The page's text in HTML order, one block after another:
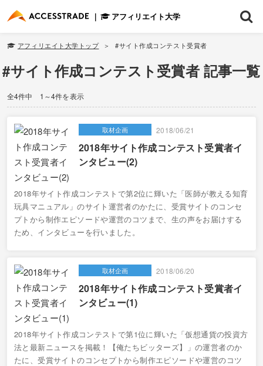
アフィリエイト大学
アフィリエイト大学トップ #サイト作成コンテスト受賞者
#サイト作成コンテスト受賞者 記事一覧
全4件中 1～4件を表示
取材企画 2018/06/21
2018年サイト作成コンテスト受賞者イ
ンタビュー(2)
2018年サイト作成コンテストで第2位に輝いた「医師が教える知育
玩具マニュアル」のサイト運営者のかたに、受賞サイトのコンセ
プトから制作エピソードや運営のコツまで、生の声をお届けする
ため、インタビューを行いました。
取材企画 2018/06/20
2018年サイト作成コンテスト受賞者イ
ンタビュー(1)
2018年サイト作成コンテストで第1位に輝いた「仮想通貨の投資方
法と最新ニュースを掲載！【俺たちビッターズ】」の運営者のか
たに、受賞サイトのコンセプトから制作エピソードや運営のコツ